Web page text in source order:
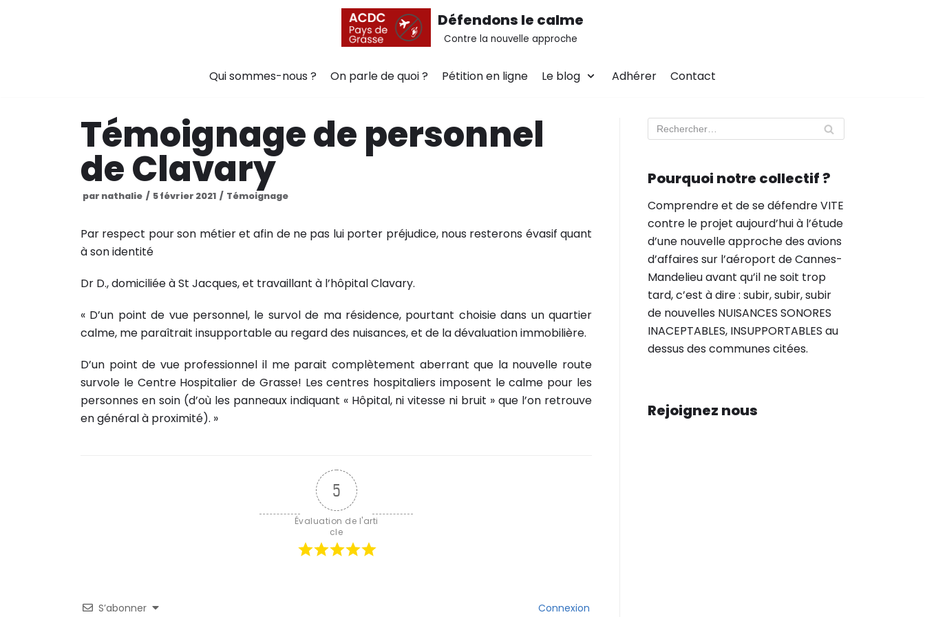
Défendons le calme
Contre la nouvelle approche
Qui sommes-nous ? On parle de quoi ? Pétition en ligne Le blog Adhérer Contact
Témoignage de personnel
de Clavary
par nathalie 5 février 2021 Témoignage
Par respect pour son métier et afin de ne pas lui porter préjudice, nous resterons évasif quant
à son identité
Dr D., domiciliée à St Jacques, et travaillant à l’hôpital Clavary.
« D’un point de vue personnel, le survol de ma résidence, pourtant choisie dans un quartier
calme, me paraîtrait insupportable au regard des nuisances, et de la dévaluation immobilière.
D’un point de vue professionnel il me parait complètement aberrant que la nouvelle route
survole le Centre Hospitalier de Grasse! Les centres hospitaliers imposent le calme pour les
personnes en soin (d’où les panneaux indiquant « Hôpital, ni vitesse ni bruit » que l’on retrouve
en général à proximité). »
5
Évaluation de l'arti
cle
S’abonner Connexion
Pourquoi notre collectif ?
Comprendre et de se défendre VITE
contre le projet aujourd’hui à l’étude
d’une nouvelle approche des avions
d’affaires sur l’aéroport de Cannes-
Mandelieu avant qu’il ne soit trop
tard, c’est à dire : subir, subir, subir
de nouvelles NUISANCES SONORES
INACEPTABLES, INSUPPORTABLES au
dessus des communes citées.
Rejoignez nous